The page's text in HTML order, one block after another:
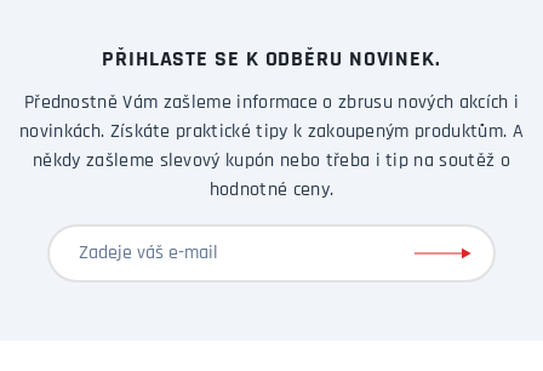
PŘIHLASTE SE K ODBĚRU NOVINEK.
Přednostně Vám zašleme informace o zbrusu nových akcích i
novinkách. Získáte praktické tipy k zakoupeným produktům. A
někdy zašleme slevový kupón nebo třeba i tip na soutěž o
hodnotné ceny.